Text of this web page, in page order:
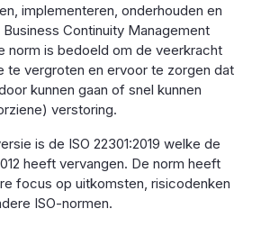
implementeren, onderhouden en
Continuity Management
norm is bedoeld om de veerkracht
te vergroten en ervoor te zorgen dat
kunnen gaan of snel kunnen
verstoring.
is de ISO 22301:2019 welke de
heeft vervangen. De norm heeft
focus op uitkomsten, risicodenken
ISO-normen.